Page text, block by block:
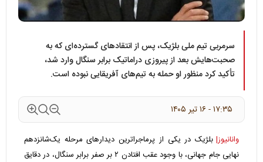
سرمربی تیم ملی بلژیک، پس از انتقادهای گسترده‌ای که به
صحبت‌هایش بعد از پیروزی دراماتیک برابر سنگال وارد شد،
تأکید کرد منظور او حمله به تیم‌های آفریقایی نبوده است.
۱۷:۳۵ - ۱۶ تير ۱۴۰۵
وانانیوز| بلژیک در یکی از پرماجراترین دیدارهای مرحله یک‌شانزدهم
نهایی جام جهانی، با وجود عقب افتادن ۲ بر صفر برابر سنگال، در دقایق